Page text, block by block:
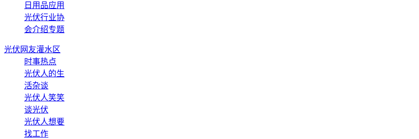
日用品应用
光伏行业协
会介绍专题
光伏网友灌水区
时事热点
光伏人的生
活杂谈
光伏人笑笑
谈光伏
光伏人想要
找工作